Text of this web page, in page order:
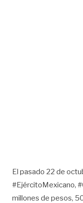
El pasado 22 de
#EjércitoMexicano,
millones de pesos,